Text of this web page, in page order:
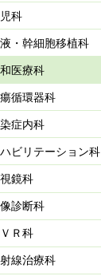
科
・幹細胞移植科
医療科
循環器科
症内科
ハビリテーション科
鏡科
診断科
ＶＲ科
線治療科